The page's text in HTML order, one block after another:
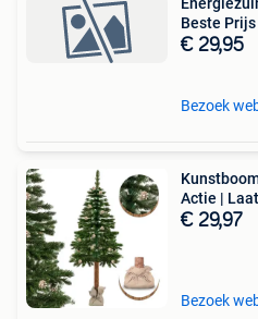
Beste Prijs
€ 29,95
Bezoek
Actie |
€ 29,97
Bezoek